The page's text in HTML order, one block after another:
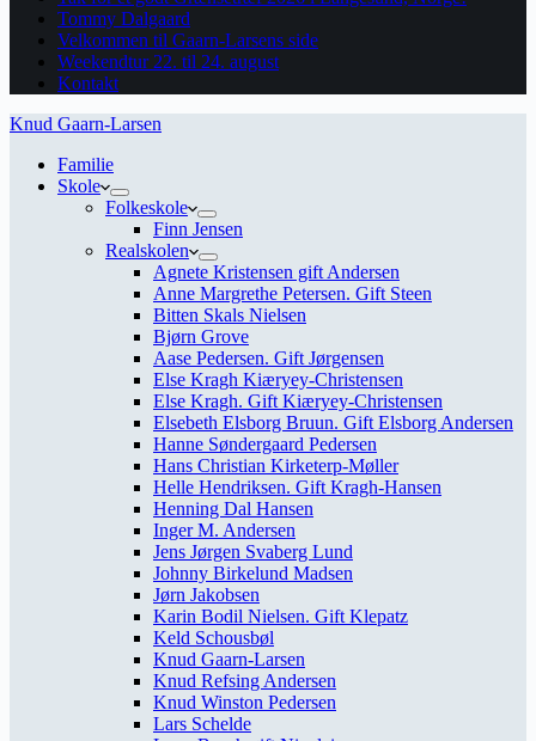
Tommy Dalgaard
Velkommen til Gaarn-Larsens side
Weekendtur 22. til 24. august
Kontakt
Knud Gaarn-Larsen
Familie
Skole
Folkeskole
Finn Jensen
Realskolen
Agnete Kristensen gift Andersen
Anne Margrethe Petersen. Gift Steen
Bitten Skals Nielsen
Bjørn Grove
Aase Pedersen. Gift Jørgensen
Else Kragh Kiæryey-Christensen
Else Kragh. Gift Kiæryey-Christensen
Elsebeth Elsborg Bruun. Gift Elsborg Andersen
Hanne Søndergaard Pedersen
Hans Christian Kirketerp-Møller
Helle Hendriksen. Gift Kragh-Hansen
Henning Dal Hansen
Inger M. Andersen
Jens Jørgen Svaberg Lund
Johnny Birkelund Madsen
Jørn Jakobsen
Karin Bodil Nielsen. Gift Klepatz
Keld Schousbøl
Knud Gaarn-Larsen
Knud Refsing Andersen
Knud Winston Pedersen
Lars Schelde